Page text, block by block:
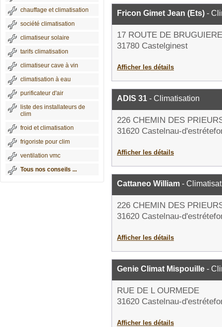
chauffage et climatisation
société climatisation
climatiseur solaire
tarifs climatisation
climatiseur cave à vin
climatisation à eau
purificateur d'air
liste des installateurs de
clim
froid et climatisation
frigoriste pour clim
ventilation vmc
Tous nos conseils ...
Fricon Gimet Jean (Ets) -
17 ROUTE DE
31780 Castelginest
Afficher les détails
ADIS 31 - Climatisation
226 CHEMIN DES
31620 Castelnau-
Afficher les détails
Cattaneo William -
226 CHEMIN DES
31620 Castelnau-
Afficher les détails
Genie Climat Mispouille -
RUE DE L OURMEDE
31620 Castelnau-
Afficher les détails